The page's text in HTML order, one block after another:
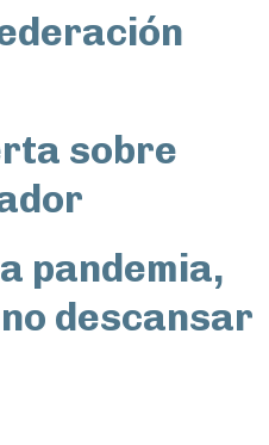
sobre
pandemia,
descansar